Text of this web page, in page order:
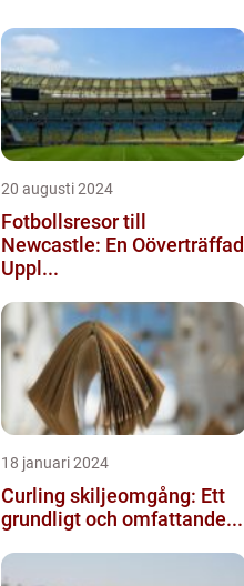
20 augusti 2024
Fotbollsresor till
Newcastle: En Oöverträffad
Uppl...
18 januari 2024
Curling skiljeomgång: Ett
grundligt och omfattande...